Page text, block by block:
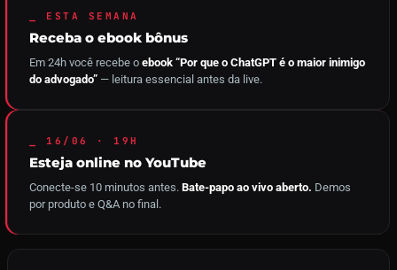
⎯ ESTA SEMANA
Receba o ebook bônus
Em 24h você recebe o ebook “Por que o ChatGPT é o maior inimigo
do advogado” — leitura essencial antes da live.
⎯ 16/06 · 19H
Esteja online no YouTube
Conecte-se 10 minutos antes. Bate-papo ao vivo aberto. Demos
por produto e Q&A no final.